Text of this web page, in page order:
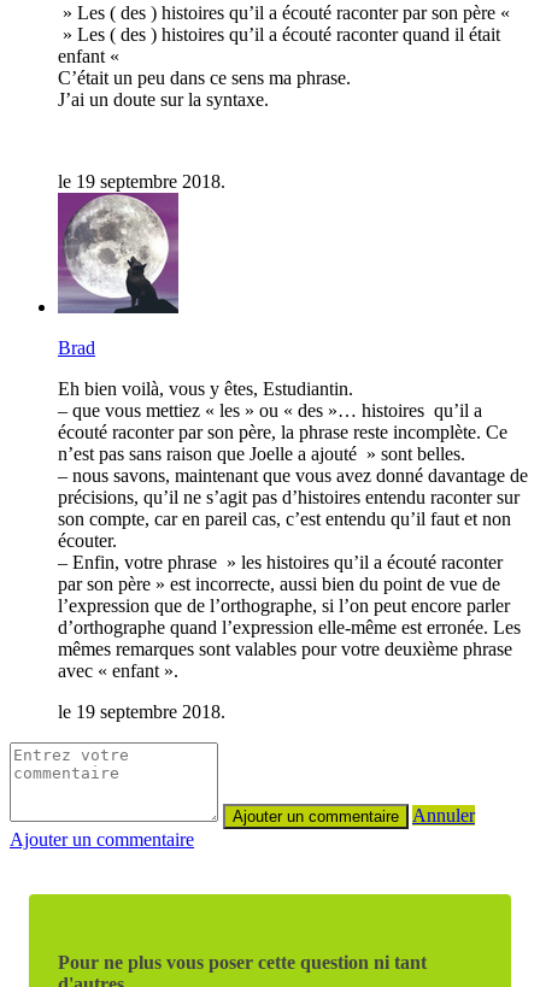
» Les ( des ) histoires qu’il a écouté raconter par son père «
» Les ( des ) histoires qu’il a écouté raconter quand il était
enfant «
C’était un peu dans ce sens ma phrase.
J’ai un doute sur la syntaxe.
le 19 septembre 2018.
Brad
Eh bien voilà, vous y êtes, Estudiantin.
– que vous mettiez « les » ou « des »… histoires qu’il a
écouté raconter par son père, la phrase reste incomplète. Ce
n’est pas sans raison que Joelle a ajouté » sont belles.
– nous savons, maintenant que vous avez donné davantage de
précisions, qu’il ne s’agit pas d’histoires entendu raconter sur
son compte, car en pareil cas, c’est entendu qu’il faut et non
écouter.
– Enfin, votre phrase » les histoires qu’il a écouté raconter
par son père » est incorrecte, aussi bien du point de vue de
l’expression que de l’orthographe, si l’on peut encore parler
d’orthographe quand l’expression elle-même est erronée. Les
mêmes remarques sont valables pour votre deuxième phrase
avec « enfant ».
le 19 septembre 2018.
Annuler
Ajouter un commentaire
Pour ne plus vous poser cette question ni tant